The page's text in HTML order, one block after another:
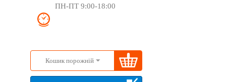
ПН-ПТ 9:00-18:00
Кошик порожній